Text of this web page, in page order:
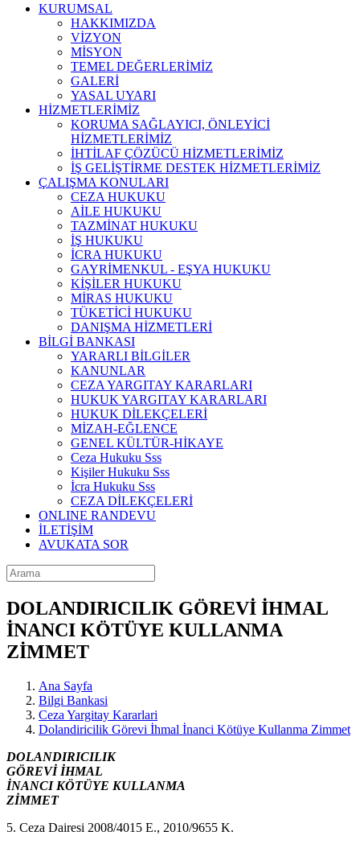
KURUMSAL
HAKKIMIZDA
VİZYON
MİSYON
TEMEL DEĞERLERİMİZ
GALERİ
YASAL UYARI
HİZMETLERİMİZ
KORUMA SAĞLAYICI, ÖNLEYİCİ
HİZMETLERİMİZ
İHTİLAF ÇÖZÜCÜ HİZMETLERİMİZ
İŞ GELİŞTİRME DESTEK HİZMETLERİMİZ
ÇALIŞMA KONULARI
CEZA HUKUKU
AİLE HUKUKU
TAZMİNAT HUKUKU
İŞ HUKUKU
İCRA HUKUKU
GAYRİMENKUL - EŞYA HUKUKU
KİŞİLER HUKUKU
MİRAS HUKUKU
TÜKETİCİ HUKUKU
DANIŞMA HİZMETLERİ
BİLGİ BANKASI
YARARLI BİLGİLER
KANUNLAR
CEZA YARGITAY KARARLARI
HUKUK YARGITAY KARARLARI
HUKUK DİLEKÇELERİ
MİZAH-EĞLENCE
GENEL KÜLTÜR-HİKAYE
Ceza Hukuku Sss
Kişiler Hukuku Sss
İcra Hukuku Sss
CEZA DİLEKÇELERİ
ONLINE RANDEVU
İLETİŞİM
AVUKATA SOR
DOLANDIRICILIK GÖREVİ İHMAL
İNANCI KÖTÜYE KULLANMA
ZİMMET
Ana Sayfa
Bilgi Bankasi
Ceza Yargitay Kararlari
Dolandiricilik Görevi İhmal İnanci Kötüye Kullanma Zimmet
DOLANDIRICILIK
GÖREVİ İHMAL
İNANCI KÖTÜYE KULLANMA
ZİMMET
5. Ceza Dairesi 2008/4015 E., 2010/9655 K.